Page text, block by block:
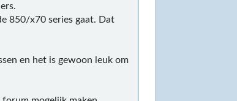
850/x70 series gaat. Dat
en het is gewoon leuk om